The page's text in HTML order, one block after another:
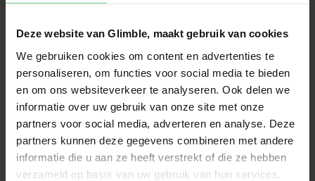
Deze website van Glimble, maakt gebruik van cookies
We gebruiken cookies om content en advertenties te
personaliseren, om functies voor social media te bieden
en om ons websiteverkeer te analyseren. Ook delen we
informatie over uw gebruik van onze site met onze
partners voor social media, adverteren en analyse. Deze
partners kunnen deze gegevens combineren met andere
informatie die u aan ze heeft verstrekt of die ze hebben
verzameld op basis van uw gebruik van hun services.
Alle treinen van Arriva die in Friesland en
Noord-Limburg